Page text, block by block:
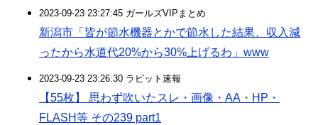
2023-09-23 23:27:45 ガールズVIPまとめ
新潟市「皆が節水機器とかで節水した結果、収入減
ったから水道代20%から30%上げるわ」www
2023-09-23 23:26:30 ラビット速報
【55枚】 思わず吹いたスレ・画像・AA・HP・
FLASH等 その239 part1